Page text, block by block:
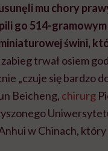
mu chory
go 514-
świni,
zabieg trwał osiem
„czuje się bardzo
Beicheng, chirurg
w Chinach, który